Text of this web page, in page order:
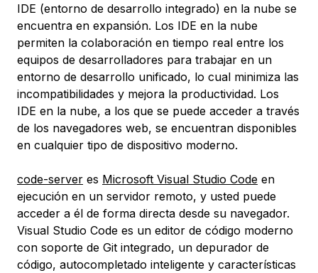
IDE (entorno de desarrollo integrado) en la nube se
encuentra en expansión. Los IDE en la nube
permiten la colaboración en tiempo real entre los
equipos de desarrolladores para trabajar en un
entorno de desarrollo unificado, lo cual minimiza las
incompatibilidades y mejora la productividad. Los
IDE en la nube, a los que se puede acceder a través
de los navegadores web, se encuentran disponibles
en cualquier tipo de dispositivo moderno.
code-server es Microsoft Visual Studio Code en
ejecución en un servidor remoto, y usted puede
acceder a él de forma directa desde su navegador.
Visual Studio Code es un editor de código moderno
con soporte de Git integrado, un depurador de
código, autocompletado inteligente y características